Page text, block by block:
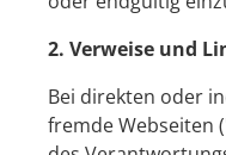
2. Verweise und
Bei direkten oder
fremde Webseiten